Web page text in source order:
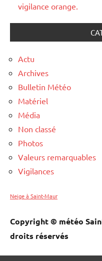
vigilance orange.
Actu
Archives
Bulletin Météo
Matériel
Média
Non classé
Photos
Valeurs remarquables
Vigilances
Neige à Saint-Maur
Copyright © météo
droits réservés